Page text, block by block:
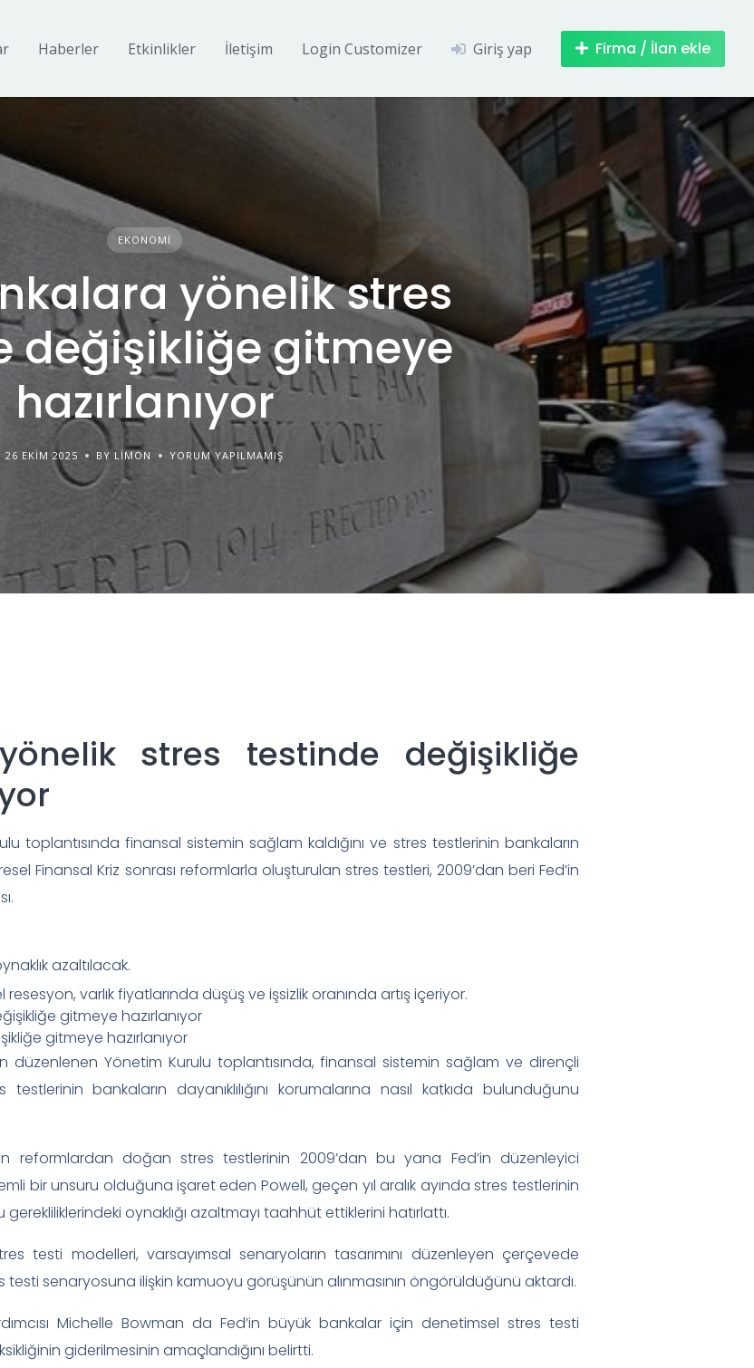
Haberler Etkinlikler İletişim Login Customizer Giriş yap Firma / İlan ekle
EKONOMI
yönelik stres
değişikliğe gitmeye
hazırlanıyor
26 EKIM 2025 BY LIMON YORUM YAPILMAMIŞ
stres testinde değişikliğe
toplantısında finansal sistemin sağlam kaldığını ve stres testlerinin bankaların
Finansal Kriz sonrası reformlarla oluşturulan stres testleri, 2009’dan beri Fed’in
azaltılacak.
varlık fiyatlarında düşüş ve işsizlik oranında artış içeriyor.
gitmeye hazırlanıyor
düzenlenen Yönetim Kurulu toplantısında, finansal sistemin sağlam ve dirençli
bankaların dayanıklılığını korumalarına nasıl katkıda bulunduğunu
reformlardan doğan stres testlerinin 2009’dan bu yana Fed’in düzenleyici
bir unsuru olduğuna işaret eden Powell, geçen yıl aralık ayında stres testlerinin
oynaklığı azaltmayı taahhüt ettiklerini hatırlattı.
testi modelleri, varsayımsal senaryoların tasarımını düzenleyen çerçevede
testi senaryosuna ilişkin kamuoyu görüşünün alınmasının öngörüldüğünü aktardı.
Michelle Bowman da Fed’in büyük bankalar için denetimsel stres testi
giderilmesinin amaçlandığını belirtti.